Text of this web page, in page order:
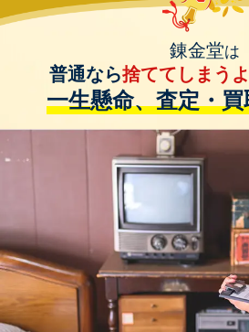
錬金堂は
普通なら捨ててしまう
一生懸命、査定・買